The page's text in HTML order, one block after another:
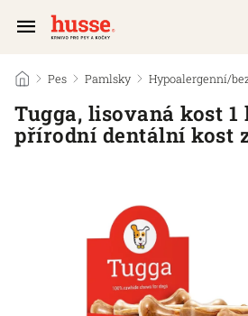
/ Pes / Pamlsky / Hypoalergenní/
Tugga, lisovaná kost 1
přírodní dentální kost